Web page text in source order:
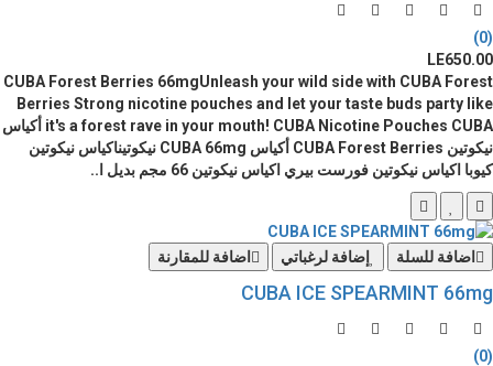
(0)
LE650.00
CUBA Forest Berries 66mgUnleash your wild side with CUBA Forest
Berries Strong nicotine pouches and let your taste buds party like
it's a forest rave in your mouth! CUBA Nicotine Pouches CUBA أكياس
نيكوتين CUBA Forest Berries أكياس CUBA 66mg نيكوتيناكياس نيكوتين
كيوبا اكياس نيكوتين فورست بيري اكياس نيكوتين 66 مجم بديل ا..
اضافة للسلة إضافة لرغباتي اضافة للمقارنة
CUBA ICE SPEARMINT 66mg
(0)